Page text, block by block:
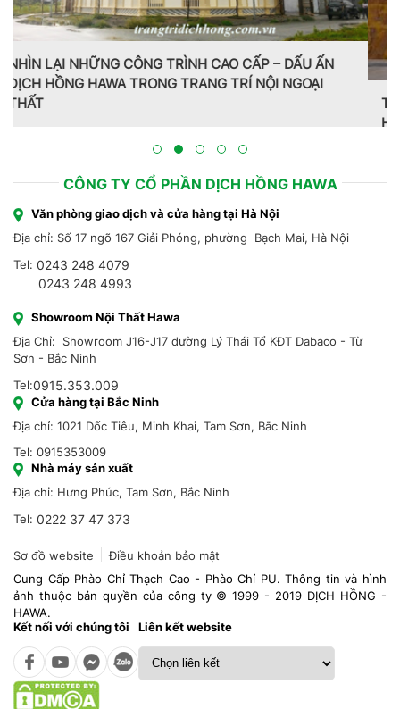
Trang trí nội thất theo phong cách Pháp do CT CP Dịch
CÔNG TY CỔ PHẦN DỊCH HỒNG HAWA
0243 248 4079
Địa Chỉ: Showroom J16-J17 đường Lý Thái Tổ KĐT Dabaco - Từ
Tel:0915.353.009
Tel: 0915353009
Cung Cấp Phào Chỉ Thạch Cao - Phào Chỉ PU. Thông tin và hình
ảnh thuộc bản quyền của công ty © 1999 - 2019 DỊCH HỒNG -
HAWA.